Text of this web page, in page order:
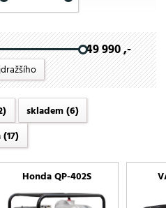
49 990 ,-
skladem(6)
(17)
Honda QP-402S